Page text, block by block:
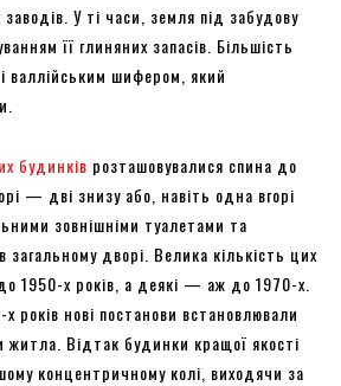
заводів. У ті часи, земля під забудову
її глиняних запасів. Більшість
валлійським шифером, який
будинків розташовувалися спина до
— дві знизу або, навіть одна вгорі
зовнішніми туалетами та
дворі. Велика кількість цих
1950-х років, а деякі — аж до 1970-х.
років нові постанови встановлювали
житла. Відтак будинки кращої якості
концентричному колі, виходячи за